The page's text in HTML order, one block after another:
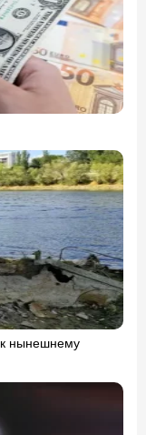
к нынешнему